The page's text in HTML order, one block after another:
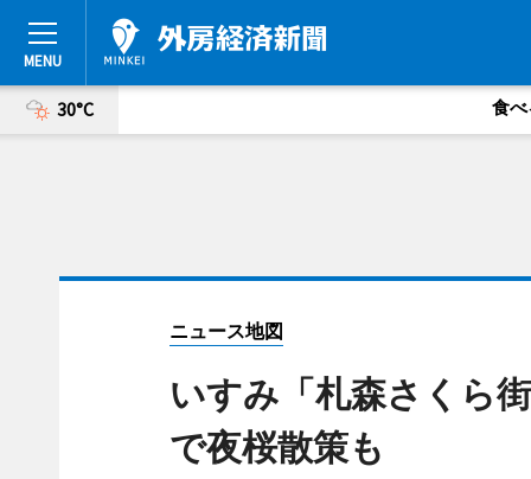
30°C 食べ
ニュース地図
いすみ「札森さくら
で夜桜散策も